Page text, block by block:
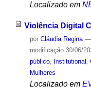
Localizado em
Violência Digital
por Cláudia Regina —
modificação30/06/
público, Institutional
Mulheres
Localizado em